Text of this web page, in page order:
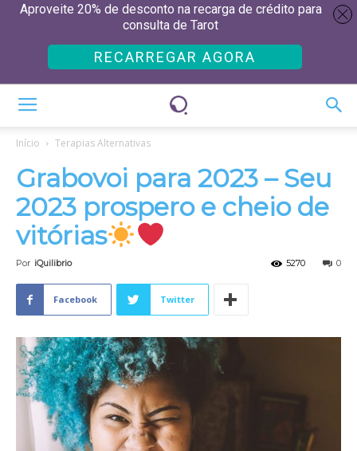
Início Terapias Alternativas
Grabovoi para 2023 – Seu
2023 prospero e cheio de
vitórias
Por iQuilibrio 0
5270
Facebook Twitter
Aproveite 20% de desconto na recarga de crédito para
consulta de Tarot
RECARREGAR AGORA